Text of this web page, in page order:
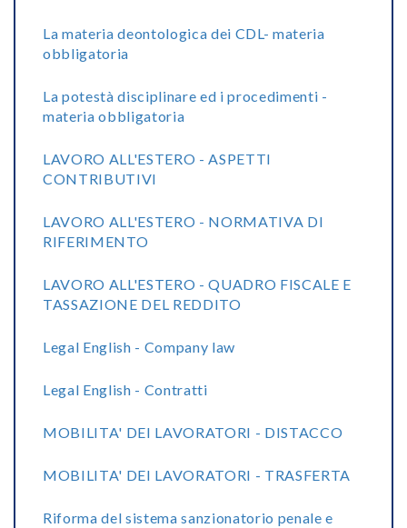
La materia deontologica dei CDL- materia
obbligatoria
La potestà disciplinare ed i procedimenti -
materia obbligatoria
LAVORO ALL'ESTERO - ASPETTI
CONTRIBUTIVI
LAVORO ALL'ESTERO - NORMATIVA DI
RIFERIMENTO
LAVORO ALL'ESTERO - QUADRO FISCALE E
TASSAZIONE DEL REDDITO
Legal English - Company law
Legal English - Contratti
MOBILITA' DEI LAVORATORI - DISTACCO
MOBILITA' DEI LAVORATORI - TRASFERTA
Riforma del sistema sanzionatorio penale e